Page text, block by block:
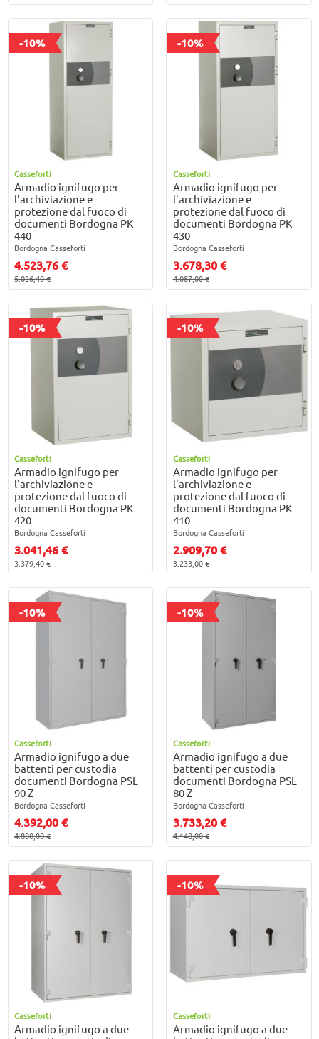
-10%
Casseforti
Armadio ignifugo per
l'archiviazione e
protezione dal fuoco di
documenti Bordogna PK
440
Bordogna Casseforti
4.523,76 €
5.026,40 €
-10%
Casseforti
Armadio ignifugo per
l'archiviazione e
protezione dal fuoco di
documenti Bordogna PK
430
Bordogna Casseforti
3.678,30 €
4.087,00 €
-10%
Casseforti
Armadio ignifugo per
l'archiviazione e
protezione dal fuoco di
documenti Bordogna PK
420
Bordogna Casseforti
3.041,46 €
3.379,40 €
-10%
Casseforti
Armadio ignifugo per
l'archiviazione e
protezione dal fuoco di
documenti Bordogna PK
410
Bordogna Casseforti
2.909,70 €
3.233,00 €
-10%
Casseforti
Armadio ignifugo a due
battenti per custodia
documenti Bordogna PSL
90 Z
Bordogna Casseforti
4.392,00 €
4.880,00 €
-10%
Casseforti
Armadio ignifugo a due
battenti per custodia
documenti Bordogna PSL
80 Z
Bordogna Casseforti
3.733,20 €
4.148,00 €
-10%
Casseforti
Armadio ignifugo a due
-10%
Casseforti
Armadio ignifugo a due